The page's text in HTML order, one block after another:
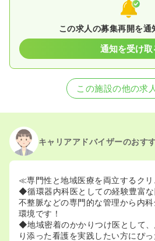
この求人の募集再開を通
通知を受け取
この施設の他の求
キャリアアドバイザーのおす
≪専門性と地域医療を両立するク
◆循環器内科医としての経験豊富
不整脈などの専門的な管理から内
環境です！
◆地域密着のかかりつけ医として
り添った看護を実践したい方にぴ